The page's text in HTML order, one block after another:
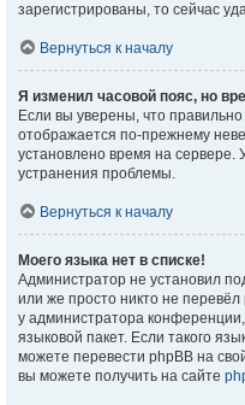
зарегистрированы, то сейчас
Вернуться к началу
Я изменил часовой пояс, но
Если вы уверены, что
отображается по-прежнему
установлено время на сервере.
устранения проблемы.
Вернуться к началу
Моего языка нет в списке!
Администратор не установил
или же просто никто не
у администратора
языковой пакет. Если такого
можете перевести phpBB на
вы можете получить на сайте